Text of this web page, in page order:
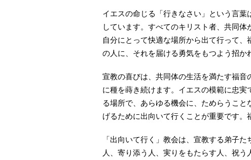
イエスの命じる「行きなさい」という言
しています。すべてのキリスト者、共同体
自分にとって快適な場所から出て行って
の人に、それを届ける勇気をもつよう招か
宣教の喜びは、共同体の生活を満たす福
に種を蒔き続けます。イエスの模範に忠
る場所で、あらゆる機会に、ためらうこ
げるために出向いて行くことが重要です。
「出向いて行く」教会は、宣教する弟子
人、寄り添う人、実りをもたらす人、祝